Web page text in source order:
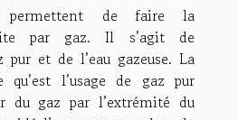
permettent de faire la
par gaz. Il s’agit de
et de l’eau gazeuse. La
qu’est l’usage de gaz pur
du gaz par l’extrémité du